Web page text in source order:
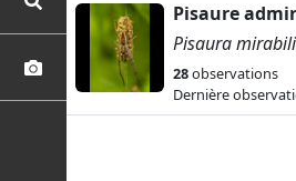
Pisaure
Pisaura
28observations
Dernière